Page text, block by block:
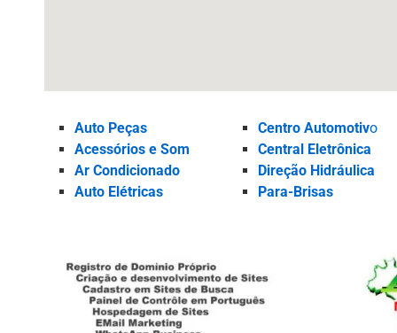
Auto Peças
Acessórios e Som
Ar Condicionado
Auto Elétricas
Centro Automotivo
Central Eletrônica
Direção Hidráulica
Para-Brisas